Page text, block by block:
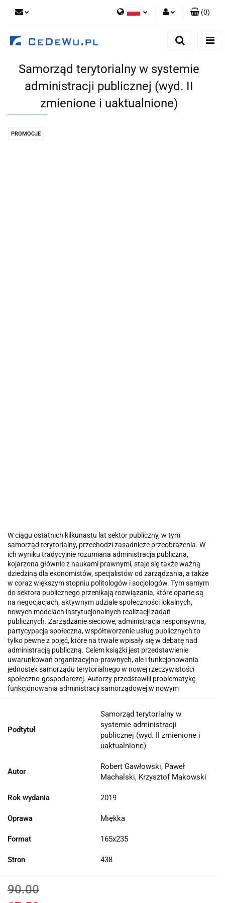
Dodaj zgłoszenie
Zgody cookies
(0)
Samorząd terytorialny w systemie
administracji publicznej (wyd. II
zmienione i uaktualnione)
PROMOCJE
W ciągu ostatnich kilkunastu lat sektor publiczny, w tym
samorząd terytorialny, przechodzi zasadnicze przeobrażenia. W
ich wyniku tradycyjnie rozumiana administracja publiczna,
kojarzona głównie z naukami prawnymi, staje się także ważną
dziedziną dla ekonomistów, specjalistów od zarządzania, a także
w coraz większym stopniu politologów i socjologów. Tym samym
do sektora publicznego przenikają rozwiązania, które oparte są
na negocjacjach, aktywnym udziale społeczności lokalnych,
nowych modelach instytucjonalnych realizacji zadań
publicznych. Zarządzanie sieciowe, administracja responsywna,
partycypacja społeczna, współtworzenie usług publicznych to
tylko pewne z pojęć, które na trwałe wpisały się w debatę nad
administracją publiczną. Celem książki jest przedstawienie
uwarunkowań organizacyjno-prawnych, ale i funkcjonowania
jednostek samorządu terytorialnego w nowej rzeczywistości
społeczno-gospodarczej. Autorzy przedstawili problematykę
funkcjonowania administracji samorządowej w nowym
Podtytuł
Samorząd terytorialny w
systemie administracji
publicznej (wyd. II zmienione i
uaktualnione)
Autor
Robert Gawłowski, Paweł
Machalski, Krzysztof Makowski
Rok wydania 2019
Oprawa Miękka
Format 165x235
Stron 438
90.00